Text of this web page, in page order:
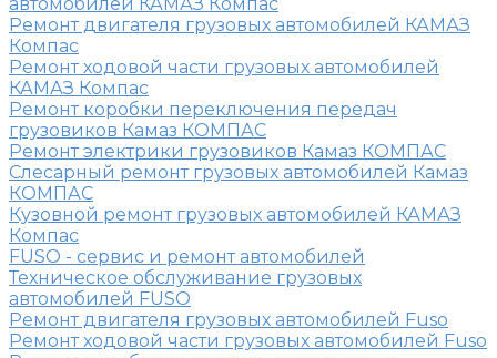
Ремонт двигателя грузовых автомобилей КАМАЗ
Компас
Ремонт ходовой части грузовых автомобилей
КАМАЗ Компас
Ремонт коробки переключения передач
грузовиков Камаз КОМПАС
Ремонт электрики грузовиков Камаз КОМПАС
Слесарный ремонт грузовых автомобилей Камаз
КОМПАС
Кузовной ремонт грузовых автомобилей КАМАЗ
Компас
FUSO - сервис и ремонт автомобилей
Техническое обслуживание грузовых
автомобилей FUSO
Ремонт двигателя грузовых автомобилей Fuso
Ремонт ходовой части грузовых автомобилей Fuso